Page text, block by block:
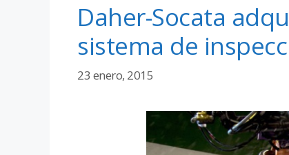
Daher-Socata
sistema de
23 enero, 2015